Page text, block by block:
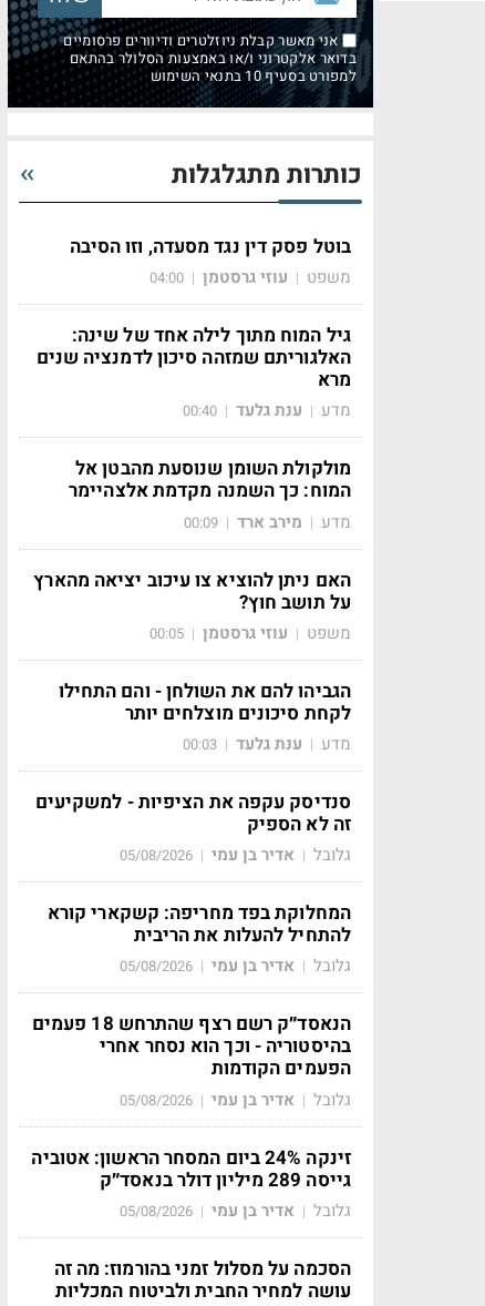
אני מאשר קבלת ניוזלטרים ודיוורים פרסומיים
בדואר אלקטרוני ו/או באמצעות הסלולר בהתאם
למפורט בסעיף 10 בתנאי השימוש
כותרות מתגלגלות
בוטל פסק דין נגד מסעדה, וזו הסיבה
משפט | עוזי גרסטמן |
04:00
גיל המוח מתוך לילה אחד של שינה:
האלגוריתם שמזהה סיכון לדמנציה שנים
מרא
מדע | ענת גלעד |
00:40
מולקולת השומן שנוסעת מהבטן אל
המוח: כך השמנה מקדמת אלצהיימר
מדע | מירב ארד |
00:09
האם ניתן להוציא צו עיכוב יציאה מהארץ
על תושב חוץ?
משפט | עוזי גרסטמן |
00:05
הגביהו להם את השולחן - והם התחילו
לקחת סיכונים מוצלחים יותר
מדע | ענת גלעד |
00:03
סנדיסק עקפה את הציפיות - למשקיעים
זה לא הספיק
גלובל | אדיר בן עמי |
05/08/2026
המחלוקת בפד מחריפה: קשקארי קורא
להתחיל להעלות את הריבית
גלובל | אדיר בן עמי |
05/08/2026
הנאסד״ק רשם רצף שהתרחש 18 פעמים
בהיסטוריה - וכך הוא נסחר אחרי
הפעמים הקודמות
גלובל | אדיר בן עמי |
05/08/2026
זינקה 24% ביום המסחר הראשון: אטוביה
גייסה 289 מיליון דולר בנאסד״ק
גלובל | אדיר בן עמי |
05/08/2026
הסכמה על מסלול זמני בהורמוז: מה זה
עושה למחיר החבית ולביטוח המכליות